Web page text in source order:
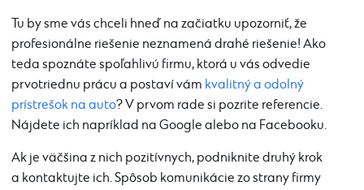
Tu by sme vás chceli hneď na začiatku upozorniť, že
profesionálne riešenie neznamená drahé riešenie! Ako
teda spoznáte spoľahlivú firmu, ktorá u vás odvedie
prvotriednu prácu a postaví vám kvalitný a odolný
prístrešok na auto? V prvom rade si pozrite referencie.
Nájdete ich napríklad na Google alebo na Facebooku.
Ak je väčšina z nich pozitívnych, podniknite druhý krok
a kontaktujte ich. Spôsob komunikácie zo strany firmy